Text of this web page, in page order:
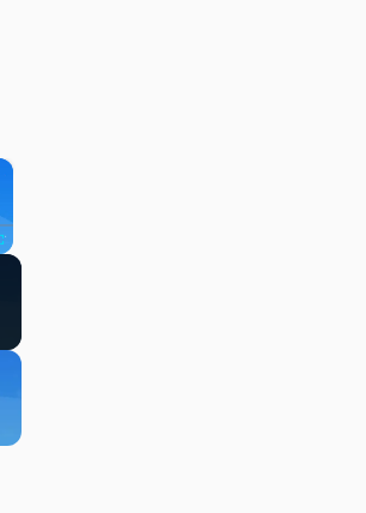
×
Fullscreen